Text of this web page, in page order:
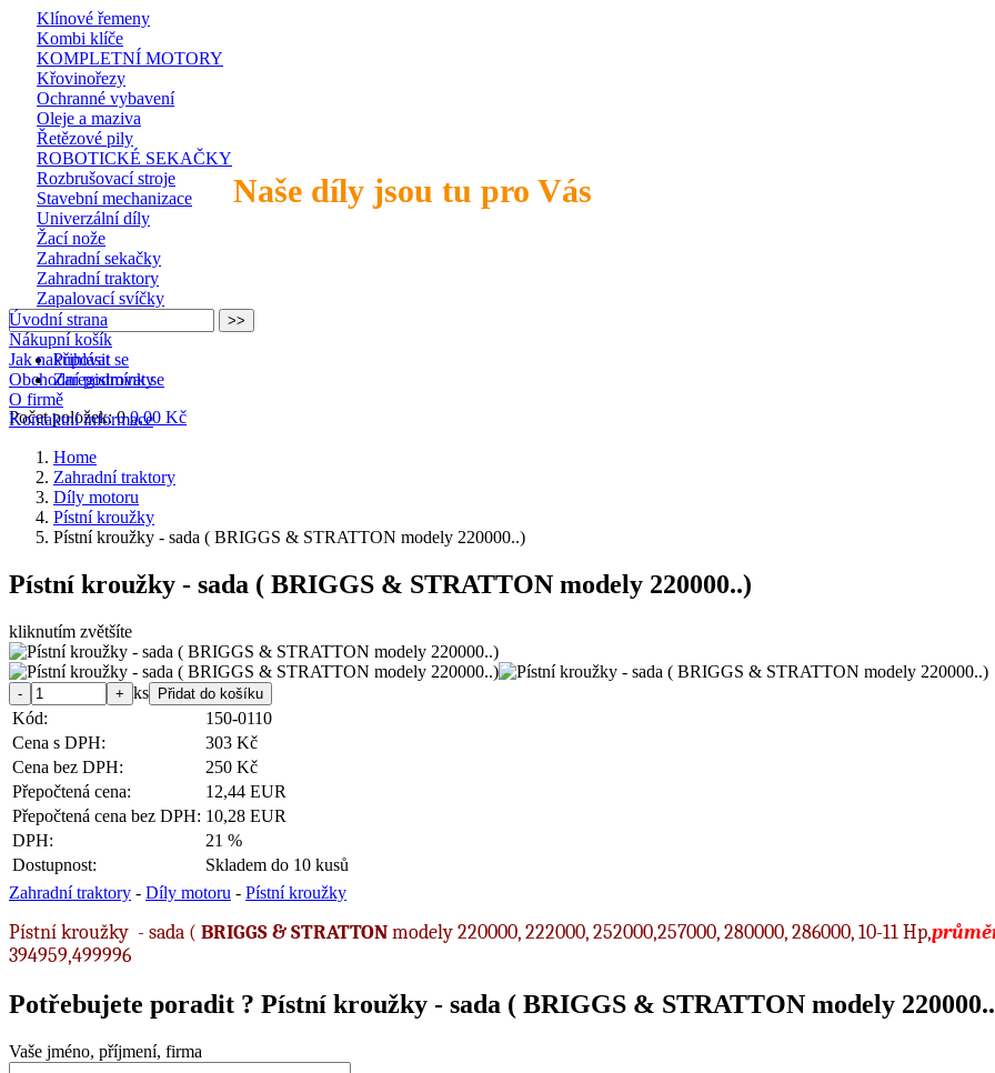
Naše díly jsou tu pro Vás
Klínové řemeny
Kombi klíče
KOMPLETNÍ MOTORY
Křovinořezy
Ochranné vybavení
Oleje a maziva
Řetězové pily
ROBOTICKÉ SEKAČKY
Rozbrušovací stroje
Stavební mechanizace
Univerzální díly
Žací nože
Zahradní sekačky
Zahradní traktory
Zapalovací svíčky
Přihlásit se
Zaregistrovat se
Počet položek: 0 0,00 Kč
Úvodní strana
Nákupní košík
Jak nakupovat
Obchodní podmínky
O firmě
Kontaktní informace
Home
Zahradní traktory
Díly motoru
Pístní kroužky
Pístní kroužky - sada ( BRIGGS & STRATTON modely 220000..)
Pístní kroužky - sada ( BRIGGS & STRATTON modely 220000..)
kliknutím zvětšíte
ks
Kód:
150-0110
Cena s DPH:
303 Kč
Cena bez DPH:
250 Kč
Přepočtená cena:
12,44 EUR
Přepočtená cena bez DPH: 10,28 EUR
DPH:
21 %
Dostupnost:
Skladem do 10 kusů
Zahradní traktory - Díly motoru - Pístní kroužky
Pístní kroužky - sada ( BRIGGS & STRATTONmodely 220000, 222000, 252000,257000, 280000, 286000, 10-11 Hp,
394959,499996
Potřebujete poradit ? Pístní kroužky - sada ( BRIGGS & STRATTON modely
Vaše jméno, příjmení, firma